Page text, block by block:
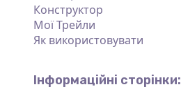
Конструктор
Мої Трейли
Як використовувати
Інформаційні сторінки: